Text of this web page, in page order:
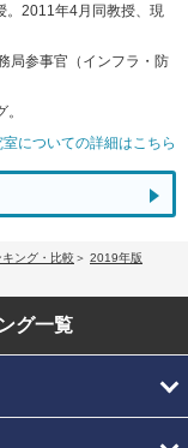
。2011年4月同教授、現
局参事官（インフラ・防
についての詳細はこちら
ング・比較
2019年版
グ一覧